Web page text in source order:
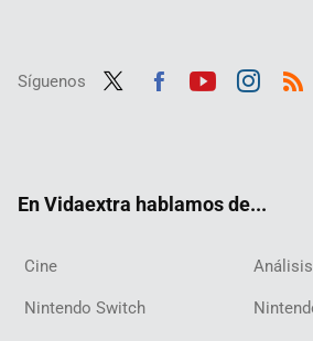
Síguenos
En Vidaextra hablamos de...
Cine Análisis
Nintendo Switch